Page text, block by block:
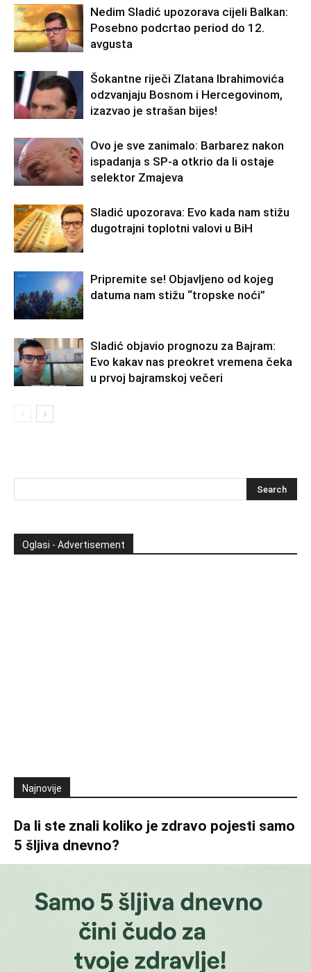
Nedim Sladić upozorava cijeli Balkan:
Posebno podcrtao period do 12.
avgusta
Šokantne riječi Zlatana Ibrahimovića
odzvanjaju Bosnom i Hercegovinom,
izazvao je strašan bijes!
Ovo je sve zanimalo: Barbarez nakon
ispadanja s SP-a otkrio da li ostaje
selektor Zmajeva
Sladić upozorava: Evo kada nam stižu
dugotrajni toplotni valovi u BiH
Pripremite se! Objavljeno od kojeg
datuma nam stižu “tropske noći”
Sladić objavio prognozu za Bajram:
Evo kakav nas preokret vremena čeka
u prvoj bajramskoj večeri
Oglasi - Advertisement
Najnovije
Da li ste znali koliko je zdravo pojesti samo
5 šljiva dnevno?